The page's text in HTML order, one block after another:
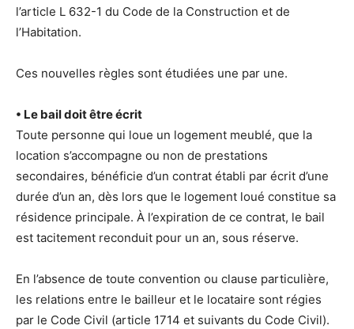
l’article L 632-1 du Code de la Construction et de
l’Habitation.
Ces nouvelles règles sont étudiées une par une.
• Le bail doit être écrit
Toute personne qui loue un logement meublé, que la
location s’accompagne ou non de prestations
secondaires, bénéficie d’un contrat établi par écrit d’une
durée d’un an, dès lors que le logement loué constitue sa
résidence principale. À l’expiration de ce contrat, le bail
est tacitement reconduit pour un an, sous réserve.
En l’absence de toute convention ou clause particulière,
les relations entre le bailleur et le locataire sont régies
par le Code Civil (article 1714 et suivants du Code Civil).